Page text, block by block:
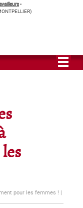
-
pour les femmes ! |